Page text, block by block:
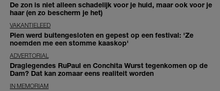
De zon is niet alleen schadelijk voor je huid, maar ook voor je
haar (en zo bescherm je het)
VAKANTIELEED
Pien werd buitengesloten en gepest op een festival: 'Ze
noemden me een stomme kaaskop'
ADVERTORIAL
Draglegendes RuPaul en Conchita Wurst tegenkomen op de
Dam? Dat kan zomaar eens realiteit worden
IN MEMORIAM